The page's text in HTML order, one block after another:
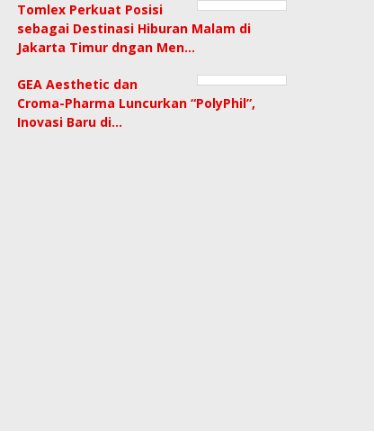
Tomlex Perkuat Posisi
sebagai Destinasi Hiburan Malam di
Jakarta Timur dngan Men…
GEA Aesthetic dan
Croma-Pharma Luncurkan “PolyPhil”,
Inovasi Baru di…